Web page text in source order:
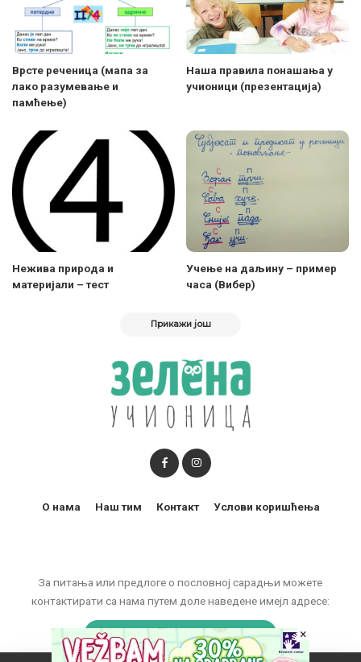
Врсте реченица (мапа за
лако разумевање и
памћење)
Наша правила понашања у
учионици (презентација)
Нежива природа и
материјали – тест
Учење на даљину – пример
часа (Вибер)
Прикажи још
За питања или предлоге о пословној сарадњи можете
контактирати са нама путем доле наведене имејл адресе:
marketing@zelenaucionica.com
О нама Наш тим Контакт Услови коришћења
×